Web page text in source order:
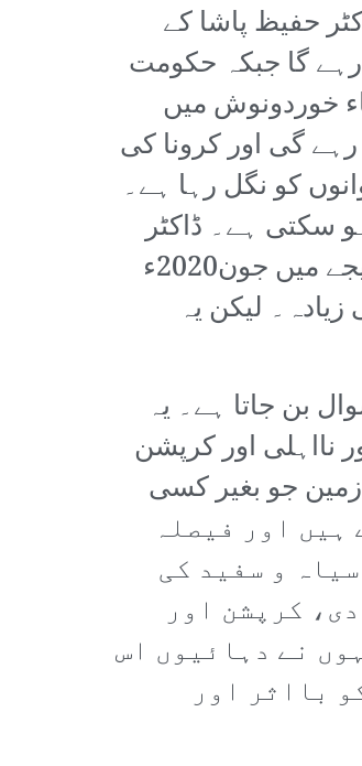
حفیظ پاشا کے
منفی 1.5-2.0 رہے گی، بجٹ خسارہ 4 ہزار ارب رہے گا جبکہ حکومت
بھی اشیاء خوردونوش میں
افراطِ زر 21 فیصد ہے۔ بیروزگاری کی شرح 17-20 فیصد رہے گی اور کرونا کی
کو نگل رہا ہے۔
اکنامکس کے مطابق بیروزگاری کی شرح 35-40 فیصد ہو سکتی ہے۔ ڈاکٹر
حفیظ پاشا کے مطابق معاشی بحران اور اب کرونا وائرس وباء کے اثرات کی وجوہات کے نتیجے میں جون2020ء
زیادہ۔ لیکن یہ
موت کا سوال بن جاتا ہے۔ یہ
نااہلی اور کرپشن
جو بغیر کسی
کر ابھی بھی 43 ٹرینیں چلا رہے ہیں اور فیصلہ
و سفید کی
کرپشن اور
نے دہائیوں اس
بااثر اور